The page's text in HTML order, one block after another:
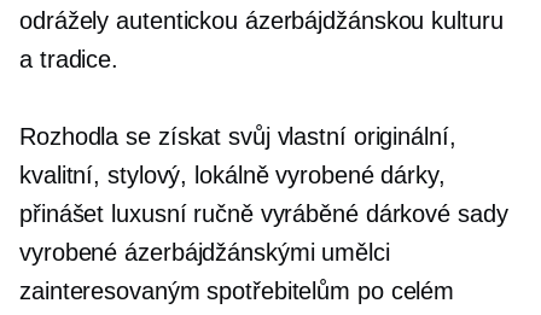
odrážely autentickou ázerbájdžánskou kulturu
a tradice.
Rozhodla se získat svůj vlastní originální,
kvalitní, stylový, lokálně vyrobenédárky,
přinášet luxusní ručně vyráběné dárkové sady
vyrobené ázerbájdžánskými umělci
zainteresovaným spotřebitelům po celém